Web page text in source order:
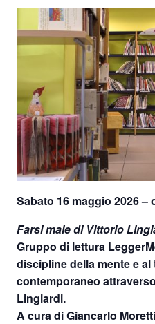
Sabato 16 maggio 2026 –
Farsi male di Vittorio
Gruppo di lettura
discipline della mente e
contemporaneo
Lingiardi.
A cura di Giancarlo Moretti